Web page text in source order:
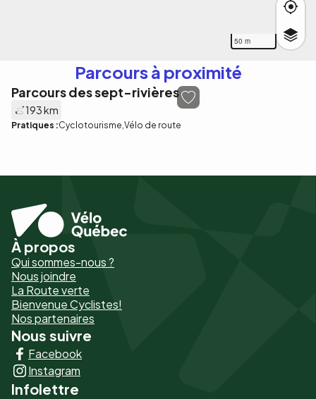
50 m
Parcours à proximité
Parcours des sept-rivières
193 km
Pratiques :Cyclotourisme Vélo de route
Pied
de
page
-
Liens
principaux
À propos
Qui sommes-nous ?
Nous joindre
La Route verte
Bienvenue Cyclistes!
Nos partenaires
Nous suivre
Facebook
Instagram
Infolettre